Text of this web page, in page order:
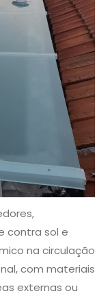
contra sol e
na circulação
com materiais
externas ou